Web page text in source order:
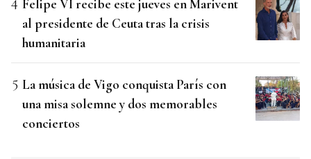
Felipe VI recibe este jueves en Marivent
al presidente de Ceuta tras la crisis
humanitaria
La música de Vigo conquista París con
una misa solemne y dos memorables
conciertos